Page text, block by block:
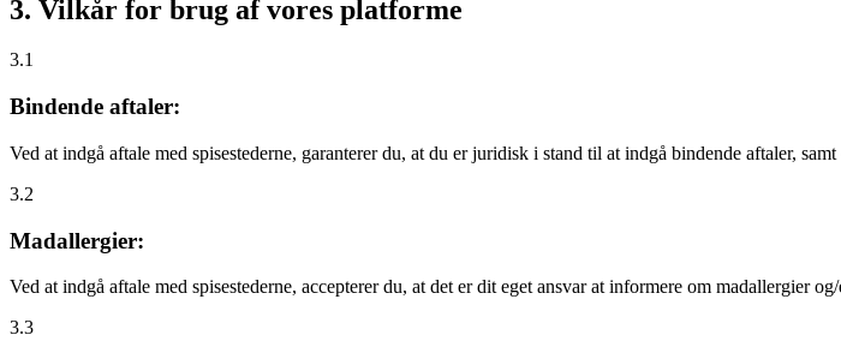
3. Vilkår for brug af vores platforme
3.1
Bindende aftaler:
Ved at indgå aftale med spisestederne, garanterer du, at du er juridisk i stand til at indgå bindende aftaler, samt
3.2
Madallergier:
Ved at indgå aftale med spisestederne, accepterer du, at det er dit eget ansvar at informere om madallergier
3.3